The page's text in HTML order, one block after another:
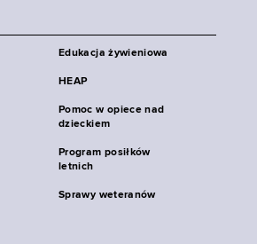
Edukacja żywieniowa
HEAP
Pomoc w opiece nad
dzieckiem
Program posiłków
letnich
Sprawy weteranów